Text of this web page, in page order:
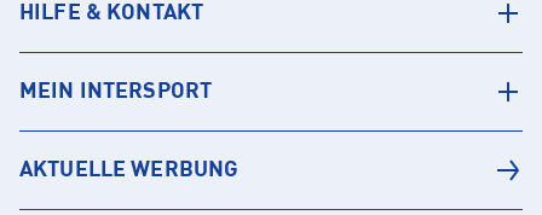
HILFE & KONTAKT
MEIN INTERSPORT
AKTUELLE WERBUNG